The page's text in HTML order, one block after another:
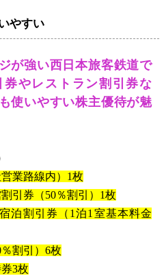
やすい
が強い西日本旅客鉄道で
やレストラン割引券な
使いやすい株主優待が魅
業路線内） 1枚
引券（50％割引） 1枚
泊割引券（ 1 泊1 室基本料金
％割引） 6枚
3枚